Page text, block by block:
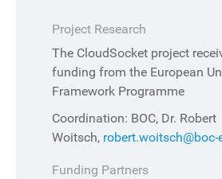
Project Research
The CloudSocket project
funding from the European
Framework Programme
Coordination: BOC, Dr. Robert
Woitsch, robert.woitsch@boc-
Funding Partners